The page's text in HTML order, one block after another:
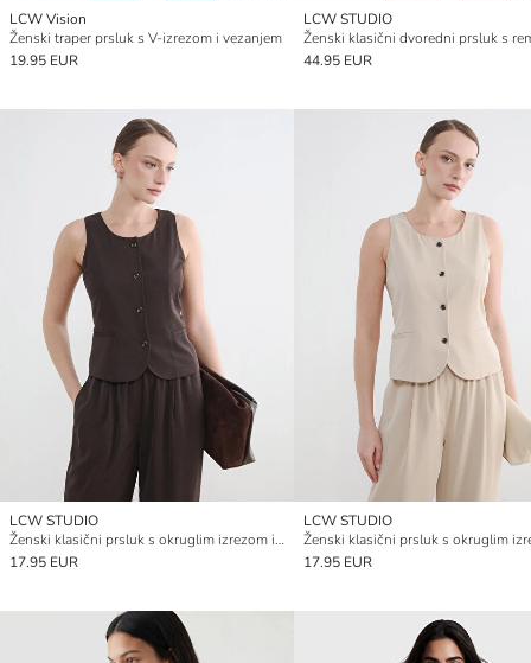
LCW Vision
Ženski traper prsluk s V-izrezom i vezanjem
19.95 EUR
LCW STUDIO
Ženski klasični dvoredni prsluk s
44.95 EUR
LCW STUDIO
Ženski klasični prsluk s okruglim izrezom i uzorkom
17.95 EUR
LCW STUDIO
17.95 EUR